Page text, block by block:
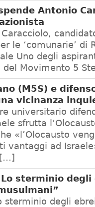
Antonio
Caracciolo,
le ‘comunarie’ di
Uno degli
del Movimento 5
(M5S) e
vicinanza
universitario
sfrutta
«l’Olocausto
vantaggi ad
[…]
sterminio degli
sterminio degli